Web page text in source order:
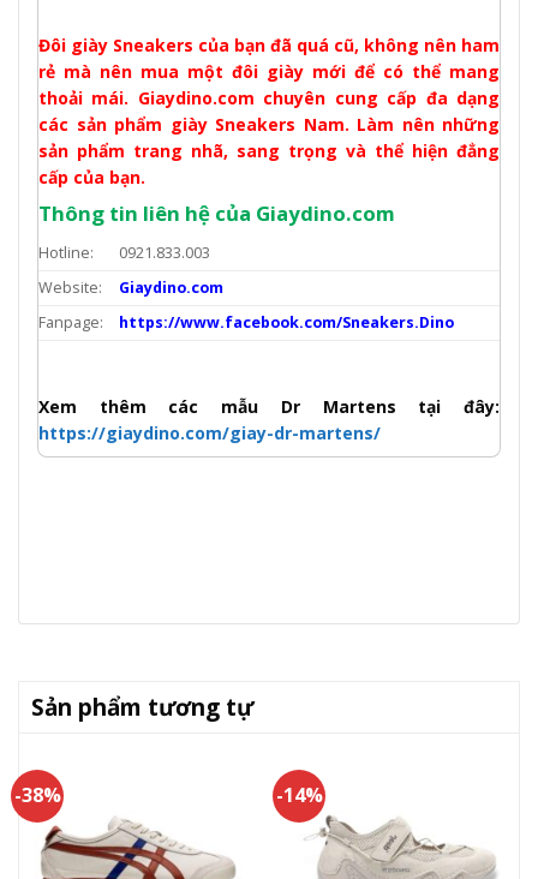
Đôi giày Sneakers của bạn đã quá cũ, không nên ham
rẻ mà nên mua một đôi giày mới để có thể mang
thoải mái. Giaydino.com chuyên cung cấp đa dạng
các sản phẩm giày Sneakers Nam. Làm nên những
sản phẩm trang nhã, sang trọng và thể hiện đẳng
cấp của bạn.
Thông tin liên hệ của Giaydino.com
Hotline:
0921.833.003
Website:
Giaydino.com
Fanpage:
https://www.facebook.com/Sneakers.Dino
Xem thêm các mẫu Dr Martens tại đây:
https://giaydino.com/giay-dr-martens/
Sản phẩm tương tự
-38% -14%